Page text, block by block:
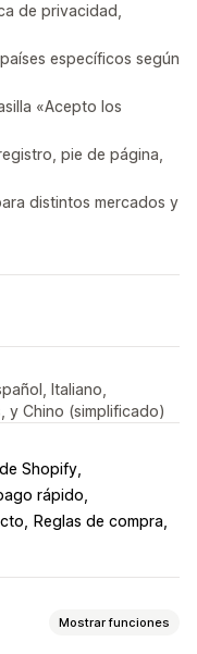
de privacidad,
específicos según
«Acepto los
pie de página,
distintos mercados y
Italiano,
y Chino (simplificado)
Shopify
rápido
Reglas de compra
Mostrar funciones